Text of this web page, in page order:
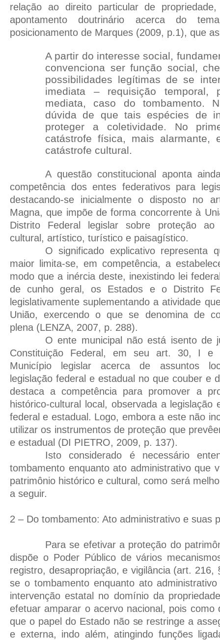
relação ao direito particular de
apontamento doutrinário acerca do
posicionamento de Marques (2009, p.1), que
A partir do interesse social,
convenciona ser função social,
possibilidades legítimas de se
imediata – requisição
mediata, caso do tombamento.
dúvida de que tais espécies de
proteger a coletividade. No
catástrofe física, mais
catástrofe cultural.
A questão constitucional aponta
competência dos entes federativos para
destacando-se inicialmente o disposto no
Magna, que impõe de forma concorrente à
Distrito Federal legislar sobre proteção ao
cultural, artístico, turístico e paisagístico.
O significado explicativo representa
maior limita-se, em competência, a
modo que a inércia deste, inexistindo lei
de cunho geral, os Estados e o Distrito
legislativamente suplementando a atividade
União, exercendo o que se denomina de
plena (LENZA, 2007, p. 288).
O ente municipal não está isento de
Constituição Federal, em seu art. 30, I e
Município legislar acerca de assuntos
legislação federal e estadual no que couber e
destaca a competência para promover a
histórico-cultural local, observada a legislação
federal e estadual. Logo, embora a este não
utilizar os instrumentos de proteção que
e estadual (DI PIETRO, 2009, p. 137).
Isto considerado é necessário
tombamento enquanto ato administrativo que
patrimônio histórico e cultural, como será
a seguir.
2 – Do tombamento: Ato administrativo e suas
Para se efetivar a proteção do
dispõe o Poder Público de vários
registro, desapropriação, e vigilância (art. 216,
se o tombamento enquanto ato
intervenção estatal no domínio da
efetuar amparar o acervo nacional, pois como
que o papel do Estado não se restringe a
e externa, indo além, atingindo funções